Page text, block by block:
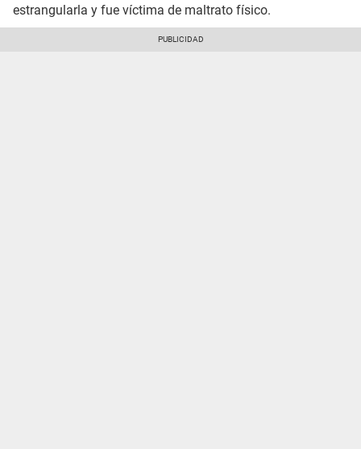
estrangularla y fue víctima de maltrato físico.